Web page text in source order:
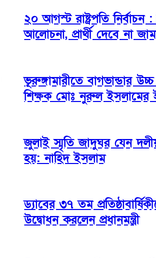
২০ আগস্ট রাষ্ট্রপতি
আলোচনা, প্রার্থী দেবে না
ভূরুঙ্গামারীতে বাগভান্ডার
শিক্ষক মোঃ নুরুল ইসলামের
জুলাই স্মৃতি জাদুঘর যেন
হয়: নাহিদ ইসলাম
ড্যাবের ৩৭ তম
উদ্বোধন করলেন প্রধানমন্ত্রী